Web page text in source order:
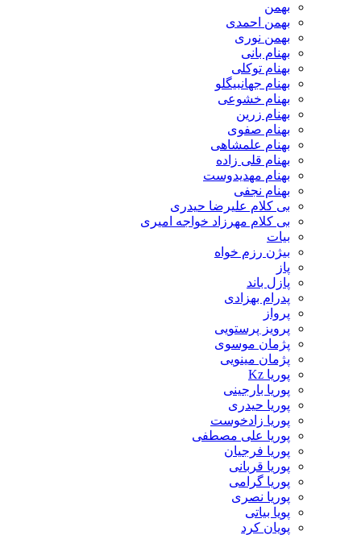
بهمن
بهمن احمدی
بهمن نوری
بهنام بانی
بهنام توکلی
بهنام جهانبیگلو
بهنام خشوعی
بهنام زرین
بهنام صفوی
بهنام علمشاهی
بهنام قلی زاده
بهنام مهدیدوست
بهنام نجفی
بی کلام علیرضا حیدری
بی کلام مهرزاد خواجه امیری
بیات
بیژن رزم خواه
پاز
پازل باند
پدرام بهزادی
پرواز
پرویز پرستویی
پژمان موسوی
پژمان مینویی
پوریا Kz
پوریا بارجینی
پوریا حیدری
پوریا زادخوست
پوریا علی مصطفی
پوریا فرجیان
پوریا قربانی
پوریا گرامی
پوریا نصری
پویا بیاتی
پویان کرد